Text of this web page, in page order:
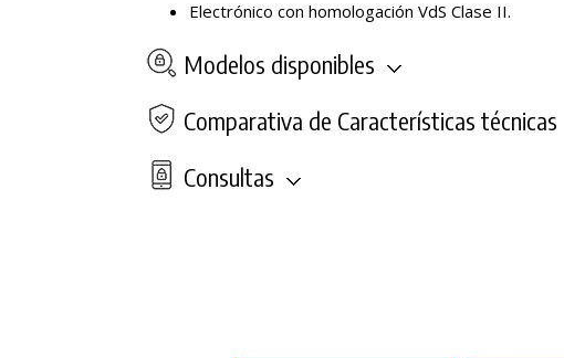
Electrónico con homologación VdS Clase II.
Modelos disponibles
Comparativa de Características técnicas
Consultas